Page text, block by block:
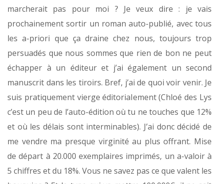
marcherait pas pour moi ? Je veux dire : je vais
prochainement sortir un roman auto-publié, avec tous
les a-priori que ça draine chez nous, toujours trop
persuadés que nous sommes que rien de bon ne peut
échapper à un éditeur et j’ai également un second
manuscrit dans les tiroirs. Bref, j’ai de quoi voir venir. Je
suis pratiquement vierge éditorialement (Chloé des Lys
c’est un peu de l’auto-édition où tu ne touches que 12%
et où les délais sont interminables). J’ai donc décidé de
me vendre ma presque virginité au plus offrant. Mise
de départ à 20.000 exemplaires imprimés, un a-valoir à
5 chiffres et du 18%. Vous ne savez pas ce que valent les